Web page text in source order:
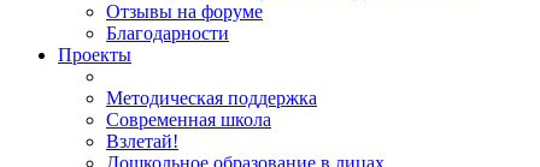
Отзывы на форуме
Благодарности
Проекты
Методическая поддержка
Современная школа
Взлетай!
Дошкольное образование в лицах